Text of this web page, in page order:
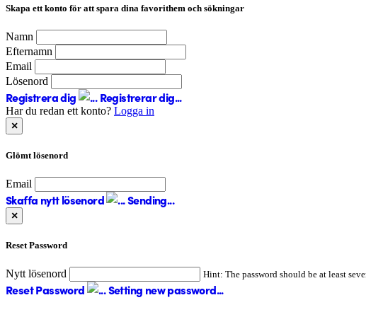
Skapa ett konto för att spara dina favorithem och sökningar
Namn
Efternamn
Email
Lösenord
Registrera dig Registrerar dig...
Har du redan ett konto? Logga in
×
Glömt lösenord
Email
Skaffa nytt lösenord Sending...
×
Reset Password
Nytt lösenord Hint: The password should be at least
Reset Password Setting new password...